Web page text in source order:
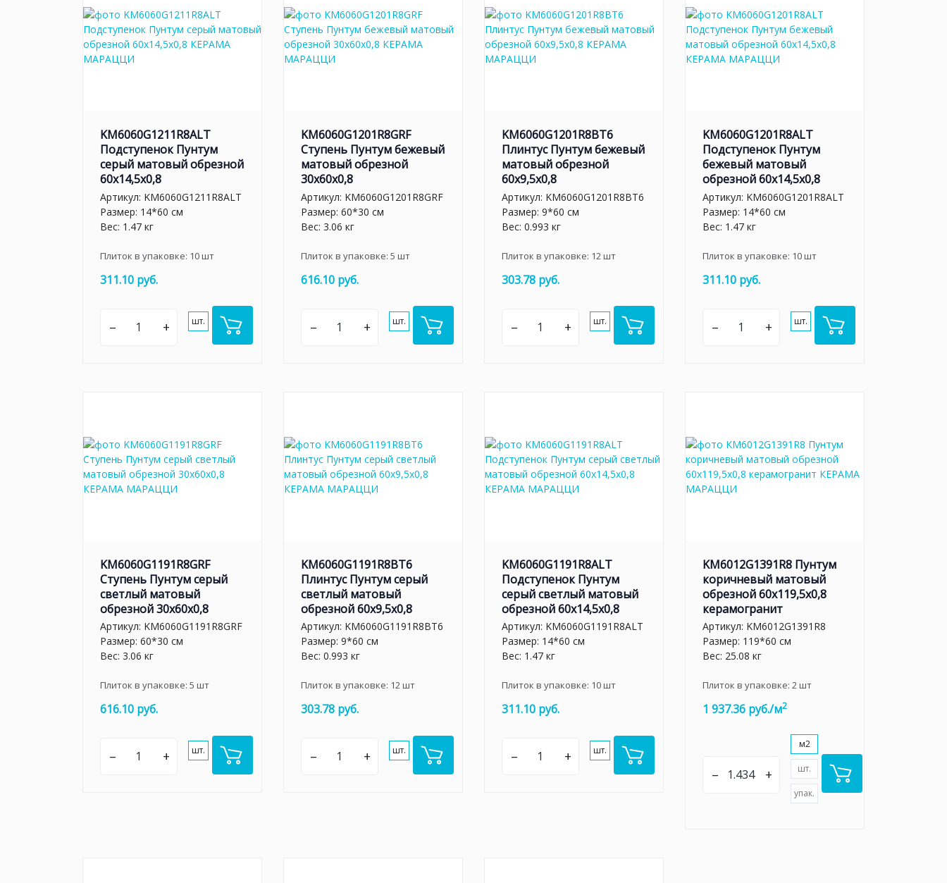
KM6060G1211R8ALT
Подступенок Пунтум
серый матовый обрезной
60x14,5x0,8
Артикул: KM6060G1211R8ALT
Размер: 14*60 см
Вес: 1.47 кг
Плиток в упаковке: 10шт
311.10 руб.
– + шт.
KM6060G1201R8GRF
Ступень Пунтум бежевый
матовый обрезной
30x60x0,8
Артикул: KM6060G1201R8GRF
Размер: 60*30 см
Вес: 3.06 кг
Плиток в упаковке: 5 шт
616.10 руб.
– + шт.
KM6060G1201R8BT6
Плинтус Пунтум бежевый
матовый обрезной
60x9,5x0,8
Артикул: KM6060G1201R8BT6
Размер: 9*60 см
Вес: 0.993 кг
Плиток в упаковке: 12 шт
303.78 руб.
– + шт.
KM6060G1201R8ALT
Подступенок Пунтум
бежевый матовый
обрезной 60x14,5x0,8
Артикул: KM6060G1201R8ALT
Размер: 14*60 см
Вес: 1.47 кг
Плиток в упаковке: 10шт
311.10 руб.
– + шт.
KM6060G1191R8GRF
Ступень Пунтум серый
светлый матовый
обрезной 30x60x0,8
Артикул: KM6060G1191R8GRF
Размер: 60*30 см
Вес: 3.06 кг
Плиток в упаковке: 5 шт
616.10 руб.
– + шт.
KM6060G1191R8BT6
Плинтус Пунтум серый
светлый матовый
обрезной 60x9,5x0,8
Артикул: KM6060G1191R8BT6
Размер: 9*60 см
Вес: 0.993 кг
Плиток в упаковке: 12шт
303.78 руб.
– + шт.
KM6060G1191R8ALT
Подступенок Пунтум
серый светлый матовый
обрезной 60x14,5x0,8
Артикул: KM6060G1191R8ALT
Размер: 14*60 см
Вес: 1.47 кг
Плиток в упаковке: 10шт
311.10 руб.
– + шт.
KM6012G1391R8 Пунтум
коричневый матовый
обрезной 60x119,5x0,8
керамогранит
Артикул: KM6012G1391R8
Размер: 119*60 см
Вес: 25.08 кг
Плиток в упаковке: 2шт
1 937.36 руб./м2
– +
м2
шт.
упак.